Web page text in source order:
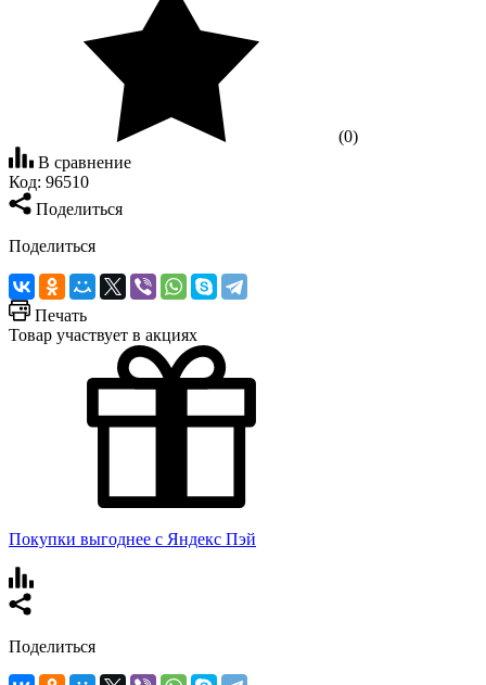
(0)
В сравнение
Код: 96510
Поделиться
Поделиться
Печать
Товар участвует в акциях
Покупки выгоднее с Яндекс Пэй
Поделиться